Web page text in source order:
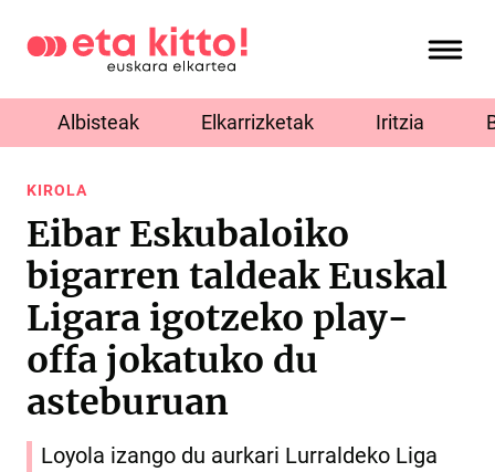
Albisteak Elkarrizketak Iritzia
KIROLA
Eibar Eskubaloiko
bigarren taldeak Euskal
Ligara igotzeko play-
offa jokatuko du
asteburuan
Loyola izango du aurkari Lurraldeko Liga